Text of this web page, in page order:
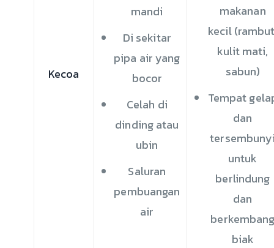
Kecoa
mandi
Di sekitar
pipa air yang
bocor
Celah di
dinding atau
ubin
Saluran
pembuangan
air
makanan
kecil
kulit mati,
sabun)
Tempat
dan
untuk
berlindung
dan
biak